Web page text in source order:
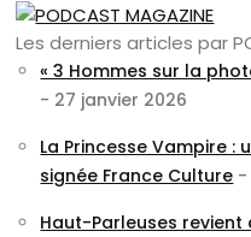
Les derniers articles par
« 3 Hommes sur la
- 27 janvier 2026
La Princesse Vampire
signée France Culture -
Haut-Parleuses revient